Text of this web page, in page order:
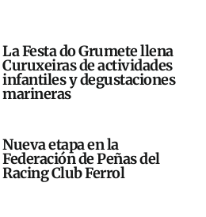
La Festa do Grumete llena
Curuxeiras de actividades
infantiles y degustaciones
marineras
Nueva etapa en la
Federación de Peñas del
Racing Club Ferrol